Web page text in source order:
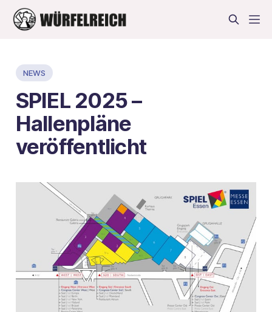
NEWS
SPIEL 2025 –
Hallenpläne
veröffentlicht